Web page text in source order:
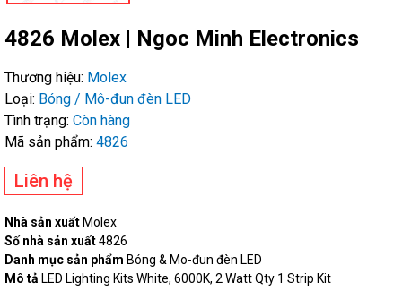
4826 Molex | Ngoc Minh Electronics
Thương hiệu: Molex
Loại: Bóng / Mô-đun đèn LED
Tình trạng: Còn hàng
Mã sản phẩm: 4826
Liên hệ
Nhà sản xuất Molex
Số nhà sản xuất4826
Danh mục sản phẩm Bóng & Mo-đun đèn LED
Mô tả LED Lighting Kits White, 6000K, 2 Watt Qty 1 Strip Kit